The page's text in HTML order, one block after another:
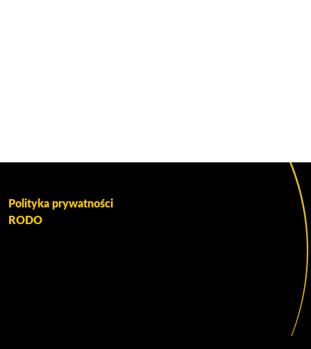
Polityka prywatności
RODO